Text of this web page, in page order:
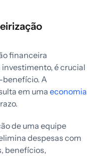
financeira
é crucial
benefício. A
em uma economia
de uma equipe
despesas com
benefícios,